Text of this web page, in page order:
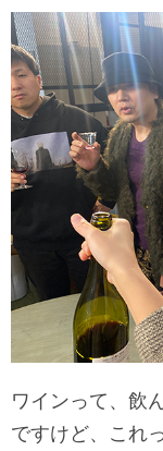
ワインって、飲
ですけど、これ